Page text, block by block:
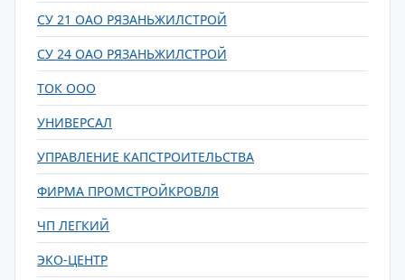
СУ 21 ОАО РЯЗАНЬЖИЛСТРОЙ
СУ 24 ОАО РЯЗАНЬЖИЛСТРОЙ
ТОК ООО
УНИВЕРСАЛ
УПРАВЛЕНИЕ КАПСТРОИТЕЛЬСТВА
ФИРМА ПРОМСТРОЙКРОВЛЯ
ЧП ЛЕГКИЙ
ЭКО-ЦЕНТР